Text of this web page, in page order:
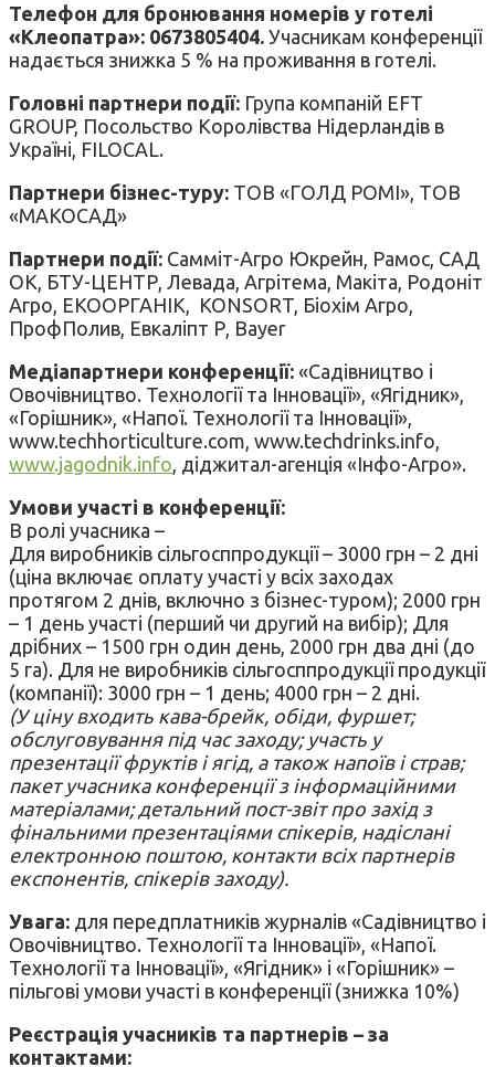
Телефон для бронювання номерів у готелі
«Клеопатра»: 0673805404. Учасникам конференції
надається знижка 5 % на проживання в готелі.
Головні партнери події: Група компаній EFT
GROUP, Посольство Королівства Нідерландів в
Україні, FILOCAL.
Партнери бізнес-туру: ТОВ «ГОЛД РОМІ», ТОВ
«МАКОСАД»
Партнери події: Самміт-Агро Юкрейн, Рамос, САД
ОК, БТУ-ЦЕНТР, Левада, Агрітема, Макіта, Родоніт
Агро, ЕКООРГАНІК, KONSORT, Біохім Агро,
ПрофПолив, Евкаліпт Р, Bayer
Медіапартнери конференції: «Садівництво і
Овочівництво. Технології та Інновації», «Ягідник»,
«Горішник», «Напої. Технології та Інновації»,
www.techhorticulture.com, www.techdrinks.info,
www.jagodnik.info , діджитал-агенція «Інфо-Агро».
Умови участі в конференції:
В ролі учасника –
Для виробників сільгосппродукції – 3000 грн – 2 дні
(ціна включає оплату участі у всіх заходах
протягом 2 днів, включно з бізнес-туром); 2000 грн
– 1 день участі (перший чи другий на вибір); Для
дрібних – 1500 грн один день, 2000 грн два дні (до
5 га). Для не виробників сільгосппродукції продукції
(компанії): 3000 грн – 1 день; 4000 грн – 2 дні.
(У ціну входить кава-брейк, обіди, фуршет;
обслуговування під час заходу; участь у
презентації фруктів і ягід, а також напоїв і страв;
пакет учасника конференції з інформаційними
матеріалами; детальний пост-звіт про захід з
фінальними презентаціями спікерів, надіслані
електронною поштою, контакти всіх партнерів
експонентів, спікерів заходу).
Увага: для передплатників журналів «Садівництво і
Овочівництво. Технології та Інновації», «Напої.
Технології та Інновації», «Ягідник» і «Горішник» –
пільгові умови участі в конференції (знижка 10%)
Реєстрація учасників та партнерів – за
контактами: